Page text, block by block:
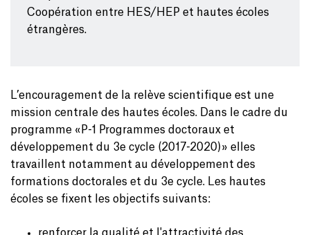
Coopération entre HES/HEP et hautes écoles
étrangères.
L’encouragement de la relève scientifique est une
mission centrale des hautes écoles. Dans le cadre du
programme «P-1 Programmes doctoraux et
développement du 3e cycle (2017-2020)» elles
travaillent notamment au développement des
formations doctorales et du 3e cycle. Les hautes
écoles se fixent les objectifs suivants: